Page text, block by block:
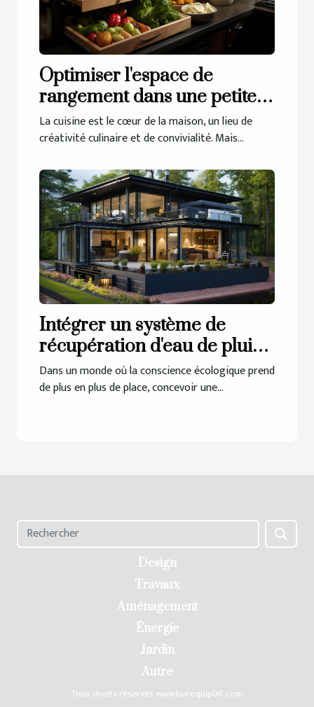
Optimiser l'espace de
rangement dans une petite
cuisine
La cuisine est le cœur de la maison, un lieu de
créativité culinaire et de convivialité. Mais...
Intégrer un système de
récupération d'eau de pluie
dans une maison basse
consommation
Dans un monde où la conscience écologique prend
de plus en plus de place, concevoir une...
Design
Travaux
Aménagement
Énergie
Jardin
Autre
Tous droits réservés www.burequip06.com